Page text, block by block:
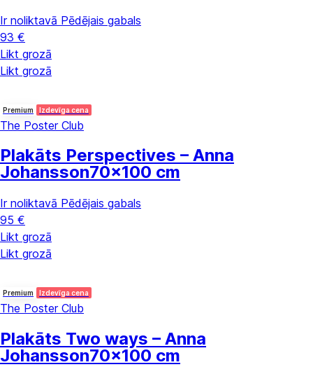
Ir noliktavā Pēdējais gabals
93 €
Likt grozā
Likt grozā
Premium Izdevīga cena
The Poster Club
Plakāts Perspectives – Anna
Johansson70x100 cm
Ir noliktavā Pēdējais gabals
95 €
Likt grozā
Likt grozā
Premium Izdevīga cena
The Poster Club
Plakāts Two ways – Anna
Johansson70x100 cm